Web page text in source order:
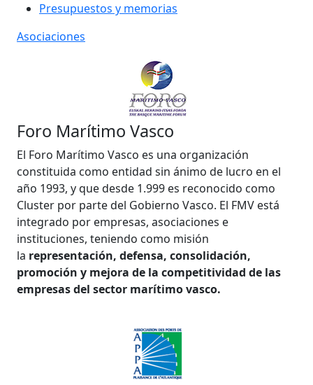
Presupuestos y memorias
Asociaciones
Foro Marítimo Vasco
El Foro Marítimo Vasco es una organización
constituida como entidad sin ánimo de lucro en el
año 1993, y que desde 1.999 es reconocido como
Cluster por parte del Gobierno Vasco. El FMV está
integrado por empresas, asociaciones e
instituciones, teniendo como misión
la representación, defensa, consolidación,
promoción y mejora de la competitividad de las
empresas del sector marítimo vasco.